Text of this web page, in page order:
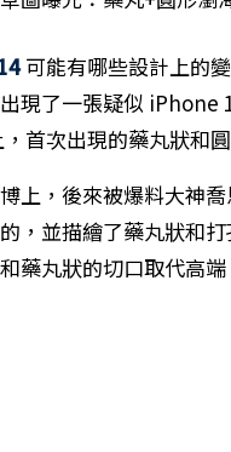
可能有哪些設計上的
現了一張疑似 iPhone
首次出現的藥丸狀和
上，後來被爆料大神
，並描繪了藥丸狀和
藥丸狀的切口取代高